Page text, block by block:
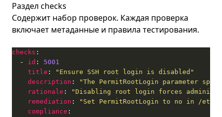
Раздел checks
Содержит набор проверок. Каждая проверка
включает метаданные и правила тестирования.
checks
  -
id : 5001
title :
"Ensure SSH root login is disabled"
description :
"The PermitRootLogin parameter
rationale :
"Disabling root login forces
remediation :
"Set PermitRootLogin to no in /etc/
compliance